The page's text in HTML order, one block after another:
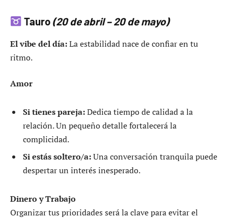
Tauro (20 de abril – 20 de mayo)
El vibe del día:La estabilidad nace de confiar en tu
ritmo.
Amor
Si tienes pareja:Dedica tiempo de calidad a la
relación. Un pequeño detalle fortalecerá la
complicidad.
Si estás soltero/a:Una conversación tranquila puede
despertar un interés inesperado.
Dinero y Trabajo
Organizar tus prioridades será la clave para evitar el